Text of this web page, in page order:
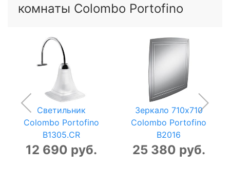
комнаты Colombo Portofino
Светильник
Colombo Portofino
B1305.CR
12 690 руб.
Зеркало 710x710
Colombo Portofino
B2016
25 380 руб.